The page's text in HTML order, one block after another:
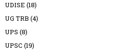
UDISE (18)
UG TRB (4)
UPS (8)
UPSC (19)